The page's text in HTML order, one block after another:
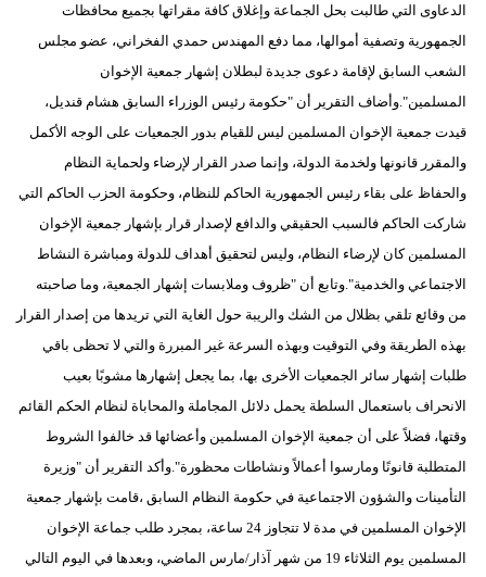
الدعاوى التي طالبت بحل الجماعة وإغلاق كافة مقراتها بجميع محافظات
الجمهورية وتصفية أموالها، مما دفع المهندس حمدي الفخراني، عضو مجلس
الشعب السابق لإقامة دعوى جديدة لبطلان إشهار جمعية الإخوان
المسلمين".وأضاف التقرير أن "حكومة رئيس الوزراء السابق هشام قنديل،
قيدت جمعية الإخوان المسلمين ليس للقيام بدور الجمعيات على الوجه الأكمل
والمقرر قانونها ولخدمة الدولة، وإنما صدر القرار لإرضاء ولحماية النظام
والحفاظ على بقاء رئيس الجمهورية الحاكم للنظام، وحكومة الحزب الحاكم التي
شاركت الحاكم فالسبب الحقيقي والدافع لإصدار قرار بإشهار جمعية الإخوان
المسلمين كان لإرضاء النظام، وليس لتحقيق أهداف للدولة ومباشرة النشاط
الاجتماعي والخدمية".وتابع أن "ظروف وملابسات إشهار الجمعية، وما صاحبته
من وقائع تلقي بظلال من الشك والريبة حول الغاية التي تريدها من إصدار القرار
بهذه الطريقة وفي التوقيت وبهذه السرعة غير المبررة والتي لا تحظى باقي
طلبات إشهار سائر الجمعيات الأخرى بها، بما يجعل إشهارها مشوبًا بعيب
الانحراف باستعمال السلطة يحمل دلائل المجاملة والمحاباة لنظام الحكم القائم
وقتها، فضلاً على أن جمعية الإخوان المسلمين وأعضائها قد خالفوا الشروط
المتطلبة قانونًا ومارسوا أعمالاً ونشاطات محظورة".وأكد التقرير أن "وزيرة
التأمينات والشؤون الاجتماعية في حكومة النظام السابق ،قامت بإشهار جمعية
الإخوان المسلمين في مدة لا تتجاوز 24 ساعة، بمجرد طلب جماعة الإخوان
المسلمين يوم الثلاثاء 19 من شهر آذار/مارس الماضي، وبعدها في اليوم التالي